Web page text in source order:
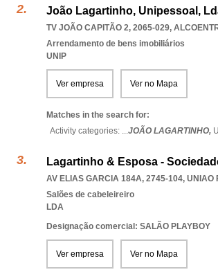
João Lagartinho, Unipessoal,
TV JOÃO CAPITÃO 2, 2065-029,
Arrendamento de bens imobiliários
UNIP
Ver empresa Ver no Mapa
Matches in the search for:
Activity categories: ...JOÃO LAGARTINHO,
Lagartinho & Esposa -
AV ELIAS GARCIA 184A, 2745-104, UNIAO
Salões de cabeleireiro
LDA
Designação comercial: SALÃO PLAYBOY
Ver empresa Ver no Mapa